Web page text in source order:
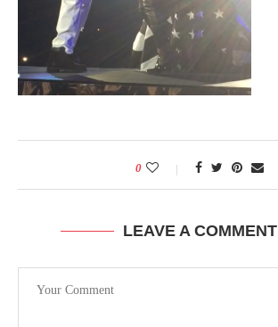
0
LEAVE A COMMENT